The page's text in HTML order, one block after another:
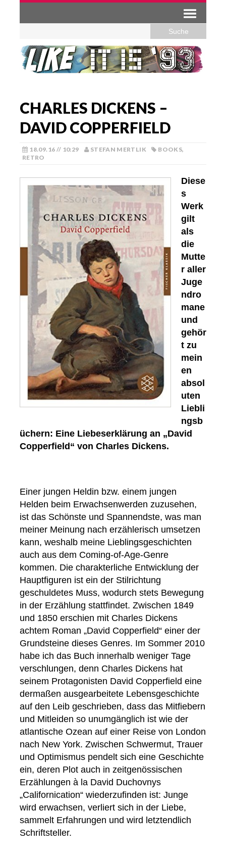
CHARLES DICKENS –
DAVID COPPERFIELD
18.09.16 // 10:29 STEFAN MERTLIK BOOKS,
RETRO
Diese
s
Werk
gilt
als
die
Mutte
r aller
Juge
ndro
mane
und
gehör
t zu
mein
en
absol
uten
Liebli
ngsb
üchern: Eine Liebeserklärung an „David
Copperfield“ von Charles Dickens.
Einer jungen Heldin bzw. einem jungen
Helden beim Erwachsenwerden zuzusehen,
ist das Schönste und Spannendste, was man
meiner Meinung nach erzählerisch umsetzen
kann, weshalb meine Lieblingsgeschichten
auch aus dem Coming-of-Age-Genre
kommen. Die charakterliche Entwicklung der
Hauptfiguren ist ein der Stilrichtung
geschuldetes Muss, wodurch stets Bewegung
in der Erzählung stattfindet. Zwischen 1849
und 1850 erschien mit Charles Dickens
achtem Roman „David Copperfield“ einer der
Grundsteine dieses Genres. Im Sommer 2010
habe ich das Buch innerhalb weniger Tage
verschlungen, denn Charles Dickens hat
seinem Protagonisten David Copperfield eine
dermaßen ausgearbeitete Lebensgeschichte
auf den Leib geschrieben, dass das Mitfiebern
und Mitleiden so unumgänglich ist wie der
atlantische Ozean auf einer Reise von London
nach New York. Zwischen Schwermut, Trauer
und Optimismus pendelt sich eine Geschichte
ein, deren Plot auch in zeitgenössischen
Erzählungen à la David Duchovnys
„Californication“ wiederzufinden ist: Junge
wird erwachsen, verliert sich in der Liebe,
sammelt Erfahrungen und wird letztendlich
Schriftsteller.